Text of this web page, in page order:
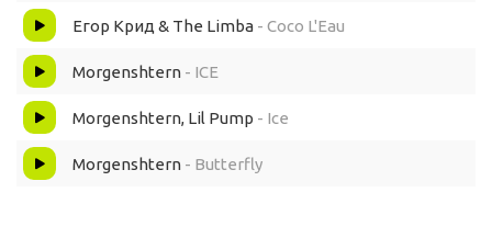
Егор Крид & The Limba - Coco L'Eau
Morgenshtern - ICE
Morgenshtern, Lil Pump - Ice
Morgenshtern - Butterfly